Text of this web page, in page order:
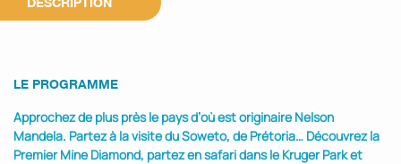
LE PROGRAMME
Approchez de plus près le pays d’où est originaire Nelson
Mandela. Partez à la visite du Soweto, de Prétoria… Découvrez la
Premier Mine Diamond, partez en safari dans le Kruger Park et